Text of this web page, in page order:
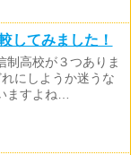
してみました！
制高校が３つありま
にしようか迷うな
ますよね…